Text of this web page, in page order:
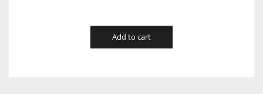
Add to cart